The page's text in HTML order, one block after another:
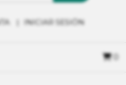
INICIAR SESIÓN